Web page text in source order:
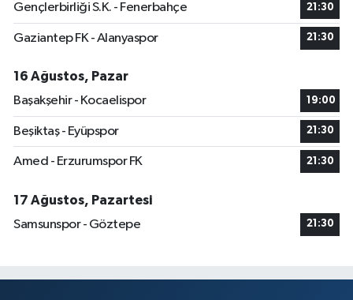
Gençlerbirliği S.K. - Fenerbahçe 21:30
Gaziantep FK - Alanyaspor 21:30
16 Ağustos, Pazar
Başakşehir - Kocaelispor
19:00
Beşiktaş - Eyüpspor 21:30
Amed - Erzurumspor FK 21:30
17 Ağustos, Pazartesi
Samsunspor - Göztepe
21:30